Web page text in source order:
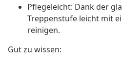
Pflegeleicht: Dank der
Treppenstufe leicht mit
reinigen.
Gut zu wissen: